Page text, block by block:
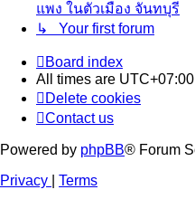
แพง ในตัวเมือง จันทบุรี
↳ Your first forum
Board index
All times are UTC+07:00
Delete cookies
Contact us
Powered by phpBB® Forum
Privacy
Terms